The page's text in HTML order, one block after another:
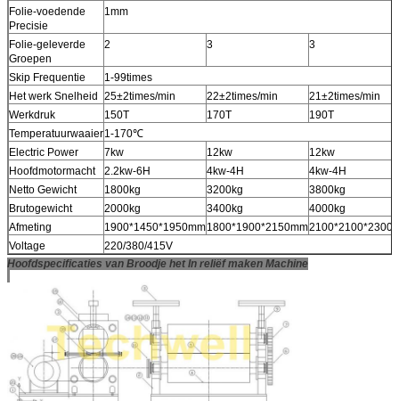
Folie-voedende
Precisie
1mm
Folie-geleverde
Groepen
2 3 3
Skip Frequentie
1-99times
Het werk Snelheid 25±2times/min 22±2times/min
21±2times/min
Werkdruk
150T 170T
190T
Temperatuurwaaier1-170℃
Electric Power
7kw 12kw
12kw
Hoofdmotormacht
2.2kw-6H 4kw-4H
4kw-4H
Netto Gewicht
1800kg 3200kg
3800kg
Brutogewicht
2000kg 3400kg
4000kg
Afmeting
1900*1450*1950mm1800*1900*2150mm
Voltage
220/380/415V
Hoofdspecificaties van Broodje het In reliëf maken Machine